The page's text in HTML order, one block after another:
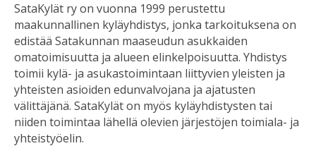
SataKylät ry on vuonna 1999 perustettu
maakunnallinen kyläyhdistys, jonka tarkoituksena on
edistää Satakunnan maaseudun asukkaiden
omatoimisuutta ja alueen elinkelpoisuutta. Yhdistys
toimii kylä- ja asukastoimintaan liittyvien yleisten ja
yhteisten asioiden edunvalvojana ja ajatusten
välittäjänä. SataKylät on myös kyläyhdistysten tai
niiden toimintaa lähellä olevien järjestöjen toimiala- ja
yhteistyöelin.